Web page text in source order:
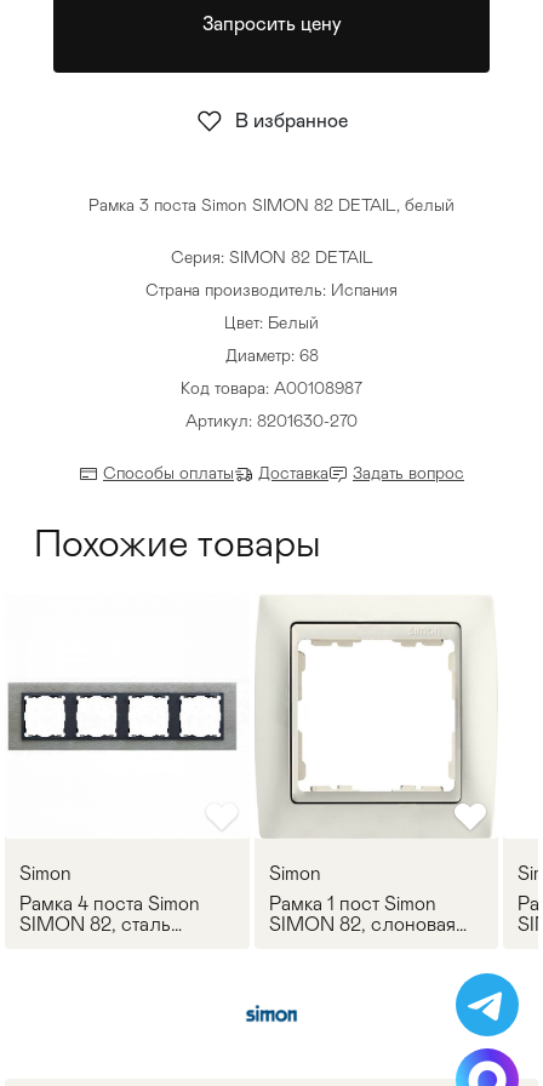
Рамка 3 поста Simon SIMON 82 DETAIL, белый
Серия: SIMON 82 DETAIL
Страна производитель: Испания
Цвет: Белый
Диаметр: 68
Код товара: A00108987
Артикул: 8201630-270
Способы оплаты Доставка Задать вопрос
Запросить цену
В избранное
Похожие товары
Simon
Рамка 4 поста Simon
SIMON 82, сталь
Simon
Рамка 1 пост Simon
SIMON 82, слоновая